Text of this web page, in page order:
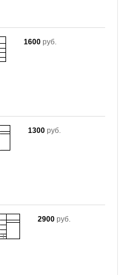
1600 руб.
1300 руб.
2900 руб.